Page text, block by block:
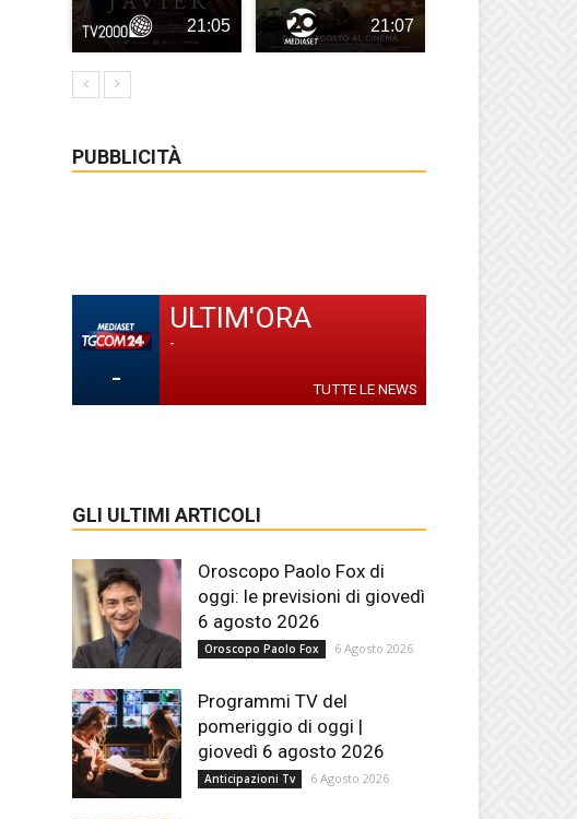
21:05 21:07
PUBBLICITÀ
-
ULTIM'ORA
-
TUTTE LE NEWS
GLI ULTIMI ARTICOLI
Oroscopo Paolo Fox di
oggi: le previsioni di giovedì
6 agosto 2026
Oroscopo Paolo Fox 6 Agosto 2026
Programmi TV del
pomeriggio di oggi |
giovedì 6 agosto 2026
Anticipazioni Tv 6 Agosto 2026